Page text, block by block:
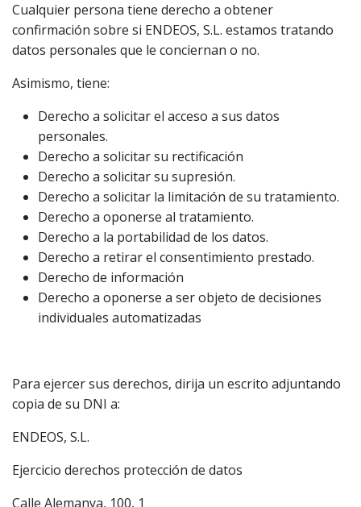
Cualquier persona tiene derecho a obtener
confirmación sobre si ENDEOS, S.L. estamos tratando
datos personales que le conciernan o no.
Asimismo, tiene:
Derecho a solicitar el acceso a sus datos
personales.
Derecho a solicitar su rectificación
Derecho a solicitar su supresión.
Derecho a solicitar la limitación de su tratamiento.
Derecho a oponerse al tratamiento.
Derecho a la portabilidad de los datos.
Derecho a retirar el consentimiento prestado.
Derecho de información
Derecho a oponerse a ser objeto de decisiones
individuales automatizadas
Para ejercer sus derechos, dirija un escrito adjuntando
copia de su DNI a:
ENDEOS, S.L.
Ejercicio derechos protección de datos
Calle Alemanya, 100, 1